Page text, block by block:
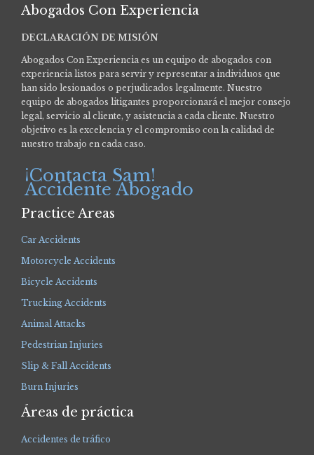
Abogados Con Experiencia
DECLARACIÓN DE MISIÓN
Abogados Con Experiencia es un equipo de abogados con
experiencia listos para servir y representar a individuos que
han sido lesionados o perjudicados legalmente. Nuestro
equipo de abogados litigantes proporcionará el mejor consejo
legal, servicio al cliente, y asistencia a cada cliente. Nuestro
objetivo es la excelencia y el compromiso con la calidad de
nuestro trabajo en cada caso.
¡Contacta Sam!
Accidente Abogado
Practice Areas
Car Accidents
Motorcycle Accidents
Bicycle Accidents
Trucking Accidents
Animal Attacks
Pedestrian Injuries
Slip & Fall Accidents
Burn Injuries
Áreas de práctica
Accidentes de tráfico